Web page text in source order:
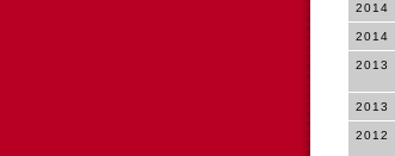
2014
2014
2013
2013
2012